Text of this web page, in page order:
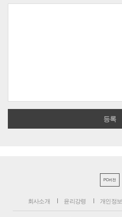
PC버전
회사소개 윤리강령 개인정